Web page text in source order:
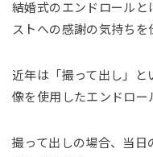
結婚式のエンドロールと
ストへの感謝の気持ちを
近年は「撮って出し」と
像を使用したエンドロー
撮って出しの場合、当日